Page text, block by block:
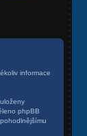
informace
phpBB